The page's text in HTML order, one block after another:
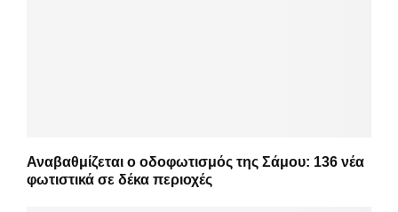
Αναβαθμίζεται ο οδοφωτισμός της Σάμου: 136 νέα
φωτιστικά σε δέκα περιοχές